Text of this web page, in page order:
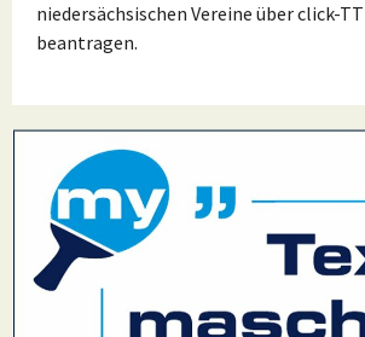
niedersächsischen Vereine über click-TT
beantragen.